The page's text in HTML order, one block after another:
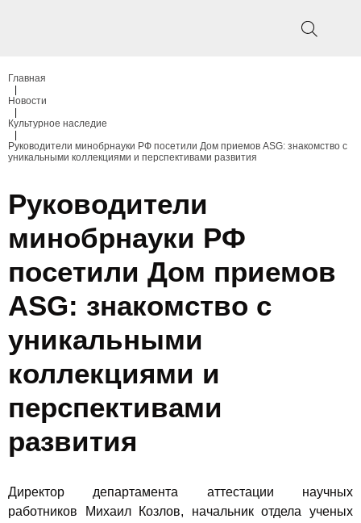
Главная
Новости
Культурное наследие
Руководители минобрнауки РФ посетили Дом приемов ASG: знакомство с
уникальными коллекциями и перспективами развития
Руководители
минобрнауки РФ
посетили Дом приемов
ASG: знакомство с
уникальными
коллекциями и
перспективами
развития
Директор департамента аттестации научных
работников Михаил Козлов, начальник отдела ученых